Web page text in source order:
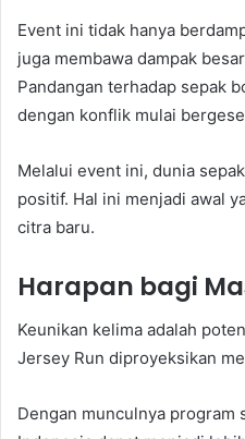
Event ini tidak hanya
juga membawa dampak
Pandangan terhadap sepak
dengan konflik mulai
Melalui event ini, dunia
positif. Hal ini menjadi awal
citra baru.
Harapan bagi
Keunikan kelima adalah
Jersey Run diproyeksikan
Dengan munculnya program